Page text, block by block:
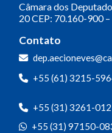
Câmara dos
20CEP: 70.160-900
Contato
+55 (61) 3215-
+55 (31) 3261-
+55 (31) 97150-